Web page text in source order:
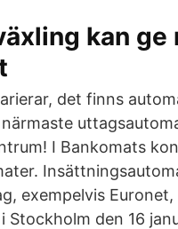
kan ge
det finns
I Bankomats
exempelvis
den 16